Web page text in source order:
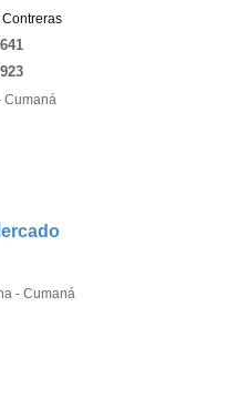
Contreras
Cumaná
- Cumaná